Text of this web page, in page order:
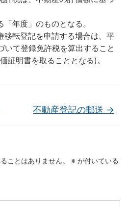
年度」のものとなる。
移転登記を申請する場合は、平
いて登録免許税を算出すること
証明書を取ることとなる)。
不動産登記の郵送 →
ことはありません。 ※ が付いている